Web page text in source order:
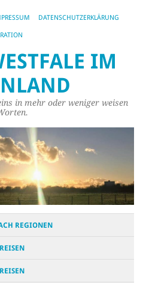
DATENSCHUTZERKLÄRUNG
IM
in mehr oder weniger weisen
REGIONEN
REISEN
REISEN